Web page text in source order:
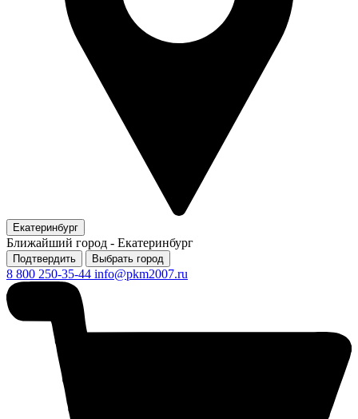
Екатеринбург
Ближайший город - Екатеринбург
Подтвердить Выбрать город
8 800 250-35-44 info@pkm2007.ru